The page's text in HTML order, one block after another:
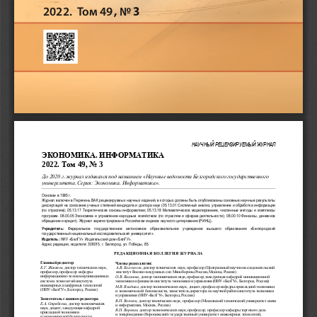
Том 49
  ,
No 3
2022.
НАУЧНЫЙ РЕЦЕНЗИРУЕМЫЙ ЖУРНАЛ
ЭКОНОМИКА ИНФОРМАТИКА
2022 Том 49 , No 3
До 2020 г. журнал издавался под названием «Научные ведомости Белгородского государственного
университета. Серия: Экономика. Информатика».
Основан в 1995 г
Журнал включен в Перечень ВАК рецензируемых научных изданий, в которых должны быть опубликованы основные научные результаты
диссертаций на соискание ученых степеней кандидата и доктора наук (05.13.01 Системный анализ, управление и обработка информации
(по отраслям); 05.13.17 Теоретические основы информатики; 05.13.18 Математическое моделирование, численные методы и комплексы
программ 08.00.05 Экономика и управление народным хозяйством (по отраслям и сферам деятельности); 08.00.10 Финансы, денежное
обращение и кредит). Журнал зарегистрирован в Российском индексе научного цитирования (РИНЦ).
Учредитель:
Федеральное  государственное  автономное  образовательное  учреждение  высшего  образования  «Белгородский
государственный национальный исследовательский университет».
Издатель: НИУ «БелГУ» Издательский дом «БелГУ».
Адрес редакции, издателя: 308015, г. Белгород, ул Победы, 85.
РЕДАКЦИОННАЯ КОЛЛЕГИЯ ЖУРНАЛА
Главный редактор
Е. Г. Жиляков, доктор технических наук,
профессор, профессор кафедры
информационно-телекоммуникационных
систем и технологий института
инженерных и цифровых технологий
(НИУ «БелГУ», Белгород, Россия)
Заместитель главного редактора
Е. А Стрябкова, доктор экономических
наук, доцент, заведующая кафедрой
прикладной экономики
и экономической безопасности
Члены редколлегии:
А В. Богомолов, доктор технических наук, профессор (Центральный научно-исследовательский
институт Военно-воздушных сил Минобороны России, Москва, Россия)
О.В. Ваганова , доктор экономических наук, профессор, заведующая кафедрой инновационной
экономики и финансов института экономики и управления (НИУ«БелГУ», Белгород, Россия)
М. В. Владыка, доктор экономических наук, доцент, профессор кафедры прикладной экономики
и экономической безопасности, заместитель директора по научной работе института экономики
и управления (НИУ «БелГУ», Белгород, Россия)
В. П. Волчков, доктор технических наук, профессор (Московский технический университет связи
и информатики, Москва,
Россия)
В.П. Воронин, доктор экономических наук, профессор, профессор кафедры торгового дела
и товароведения (Воронежский государственный университет инженерных технологий,